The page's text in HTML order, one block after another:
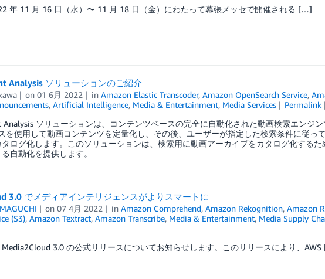
年 11 月 16 日（水）〜 11 月 18 日（金）にわたって幕張メッセで開催される […]
Analysis ソリューションのご紹介
on01 6月 2022 inAmazon Elastic Transcoder,Amazon OpenSearch Service,
, Artificial Intelligence, Media & Entertainment, Media Services Permalink
Analysis ソリューションは、コンテンツベースの完全に自動化された動画検索エンジ
を使用して動画コンテンツを定量化し、その後、ユーザーが指定した検索条件に従っ
タログ化します。このソリューションは、検索用に動画アーカイブをカタログ化する
自動化を提供します。
3.0 でメディアインテリジェンスがよりスマートに
on07 4月 2022 inAmazon Comprehend,Amazon Rekognition,Amazon
(S3), Amazon Textract, Amazon Transcribe, Media & Entertainment, Media Supply
3.0 の公式リリースについてお知らせします。このリリースにより、